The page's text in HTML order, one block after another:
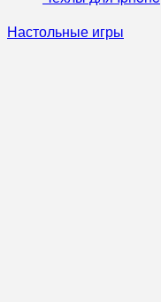
Настольные игры